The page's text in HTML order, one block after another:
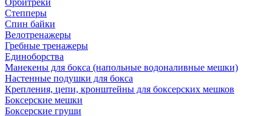
Орбитреки
Степперы
Спин байки
Велотренажеры
Гребные тренажеры
Единоборства
Манекены для бокса (напольные водоналивные мешки)
Настенные подушки для бокса
Крепления, цепи, кронштейны для боксерских мешков
Боксерские мешки
Боксерские груши